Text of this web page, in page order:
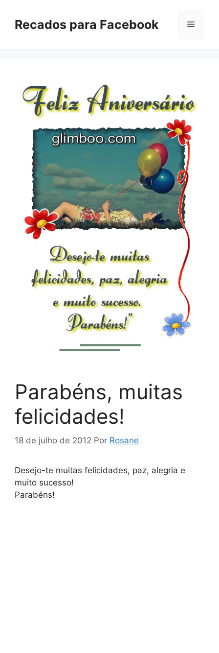
paraRecados para Facebook Menu
Parabéns, muitas
felicidades!
18 de julho de 2012 Por Rosane
Desejo-te muitas felicidades, paz, alegria e
muito sucesso!
Parabéns!